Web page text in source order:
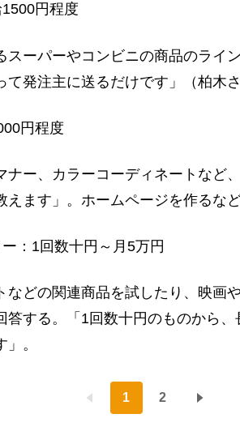
円程度
スーパーやコンビニの商品のライ
て発注主に送るだけです」（柏木
円程度
ナー、カラーコーディネートなど
えます」。ホームページを作るな
：1回数十円～月5万円
どの関連商品を試したり、映画
答する。「1回数十円のものから
。
1 2